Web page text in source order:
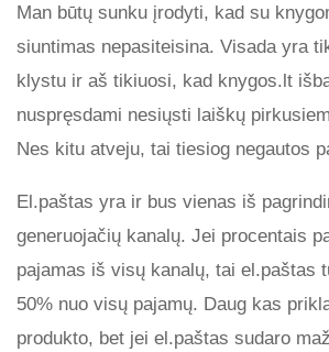
Man būtų sunku įrodyti, kad su
siuntimas nepasiteisina. Visada yra
klystu ir aš tikiuosi, kad knygos.lt
nuspręsdami nesiųsti laiškų
Nes kitu atveju, tai tiesiog negautos
El.paštas yra ir bus vienas iš
generuojačių kanalų. Jei procentais
pajamas iš visų kanalų, tai el.paštas
50% nuo visų pajamų. Daug kas
produkto, bet jei el.paštas sudaro